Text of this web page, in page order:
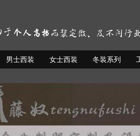
男士西装 女士西装 冬装系列